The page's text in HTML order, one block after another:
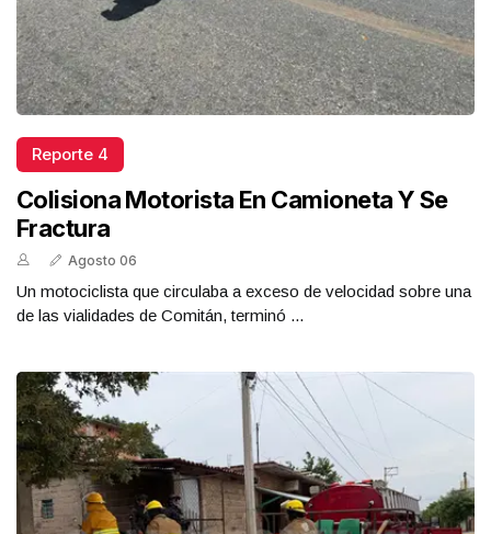
Reporte 4
Colisiona Motorista En Camioneta Y Se
Fractura
Agosto 06
Un motociclista que circulaba a exceso de velocidad sobre una
de las vialidades de Comitán, terminó ...